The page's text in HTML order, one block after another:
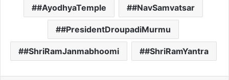
#AyodhyaTemple #NavSamvatsar
#PresidentDroupadiMurmu
#ShriRamJanmabhoomi #ShriRamYantra